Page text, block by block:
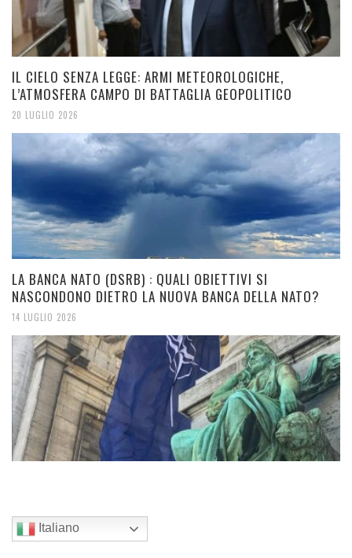
IL CIELO SENZA LEGGE: ARMI METEOROLOGICHE,
L’ATMOSFERA CAMPO DI BATTAGLIA GEOPOLITICO
20 LUGLIO 2026
LA BANCA NATO (DSRB) : QUALI OBIETTIVI SI
NASCONDONO DIETRO LA NUOVA BANCA DELLA NATO?
14 LUGLIO 2026
Italiano